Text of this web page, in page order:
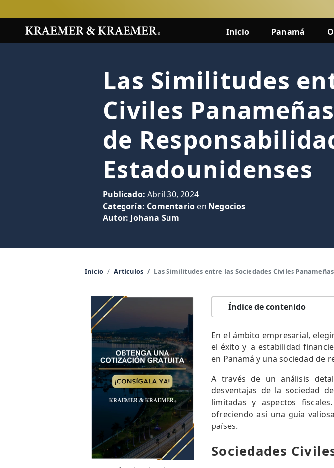
Inicio Panamá
Las Similitudes
Civiles
de
Estadounidenses
Publicado: Abril 30, 2024
Categoría: Comentario en Negocios
Autor: Johana Sum
Inicio Artículos Las Similitudes entre las Sociedades Civiles
Índice de contenido
En el ámbito empresarial,
el éxito y la estabilidad
en Panamá y una sociedad de
A través de un análisis
desventajas de la sociedad
limitadas y aspectos
ofreciendo así una guía
países.
Sociedades